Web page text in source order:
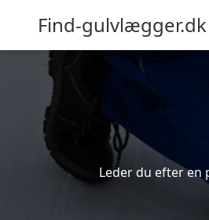
Find-gulvlægger.dk
Leder du efter en